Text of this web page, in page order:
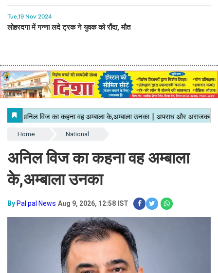
Tue,19 Nov 2024
लोहरदगा में गन्ना लदे ट्रक ने युवक को रौंदा, मौत
Home National
अनिल विज का कहना वह अम्बाला
के,अम्बाला उनका
By Pal pal News Aug 9, 2026, 12:58 IST